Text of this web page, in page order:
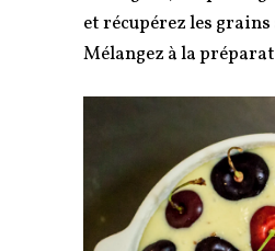
et récupérez les grains
Mélangez à la